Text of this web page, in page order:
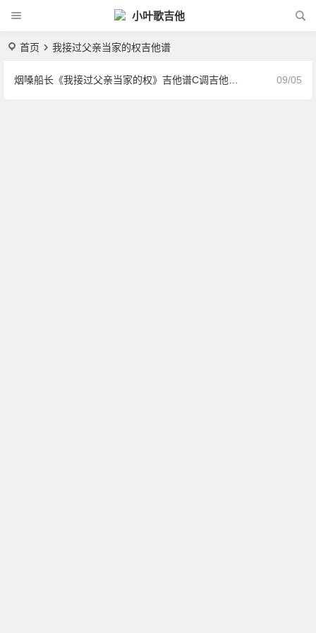
小叶歌吉他
首页 我接过父亲当家的权吉他谱
09/05